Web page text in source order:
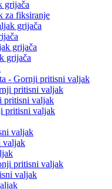
grijača
za fiksiranje
grijača
grijača
grijača
- Gornji pritisni valjak
pritisni valjak
pritisni valjak
pritisni valjak
valjak
valjak
pritisni valjak
valjak